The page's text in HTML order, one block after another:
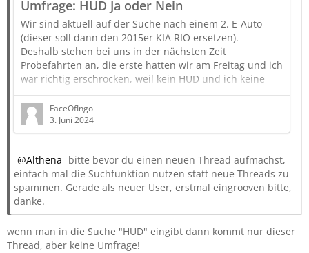
Umfrage: HUD Ja oder Nein
Wir sind aktuell auf der Suche nach einem 2. E-Auto
(dieser soll dann den 2015er KIA RIO ersetzen).
Deshalb stehen bei uns in der nächsten Zeit
Probefahrten an, die erste hatten wir am Freitag und ich
war richtig erschrocken, weil kein HUD und ich keine
Orientierung (wie schnell fahre ich und wie schnell darf
ich fahren) mehr hatte
PS:
Es ging nicht nur mir so, sondern auch meiner Frau, war
die Geschwindigkeit???"
Bin auch Neugierig auf Eure…
FaceOfIngo
3. Juni 2024
Althena bitte bevor du einen neuen Thread aufmachst,
einfach mal die Suchfunktion nutzen statt neue Threads zu
spammen. Gerade als neuer User, erstmal eingrooven bitte,
danke.
wenn man in die Suche "HUD" eingibt dann kommt nur dieser
Thread, aber keine Umfrage!